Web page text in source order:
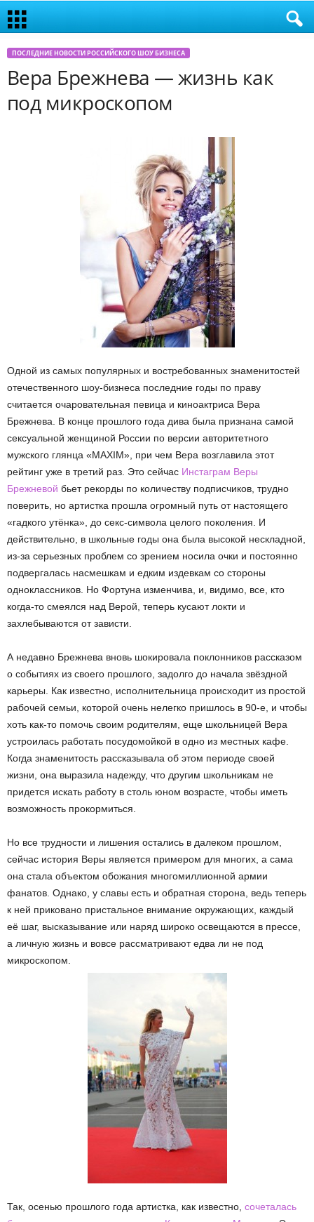
ПОСЛЕДНИЕ НОВОСТИ РОССИЙСКОГО ШОУ БИЗНЕСА
Вера Брежнева — жизнь как
под микроскопом
Одной из самых популярных и востребованных знаменитостей
отечественного шоу-бизнеса последние годы по праву
считается очаровательная певица и киноактриса Вера
Брежнева. В конце прошлого года дива была признана самой
сексуальной женщиной России по версии авторитетного
мужского глянца «MAXIM», при чем Вера возглавила этот
рейтинг уже в третий раз. Это сейчас Инстаграм Веры
Брежневой бьет рекорды по количеству подписчиков, трудно
поверить, но артистка прошла огромный путь от настоящего
«гадкого утёнка», до секс-символа целого поколения. И
действительно, в школьные годы она была высокой нескладной,
из-за серьезных проблем со зрением носила очки и постоянно
подвергалась насмешкам и едким издевкам со стороны
одноклассников. Но Фортуна изменчива, и, видимо, все, кто
когда-то смеялся над Верой, теперь кусают локти и
захлебываются от зависти.
А недавно Брежнева вновь шокировала поклонников рассказом
о событиях из своего прошлого, задолго до начала звёздной
карьеры. Как известно, исполнительница происходит из простой
рабочей семьи, которой очень нелегко пришлось в 90-е, и чтобы
хоть как-то помочь своим родителям, еще школьницей Вера
устроилась работать посудомойкой в одно из местных кафе.
Когда знаменитость рассказывала об этом периоде своей
жизни, она выразила надежду, что другим школьникам не
придется искать работу в столь юном возрасте, чтобы иметь
возможность прокормиться.
Но все трудности и лишения остались в далеком прошлом,
сейчас история Веры является примером для многих, а сама
она стала объектом обожания многомиллионной армии
фанатов. Однако, у славы есть и обратная сторона, ведь теперь
к ней приковано пристальное внимание окружающих, каждый
её шаг, высказывание или наряд широко освещаются в прессе,
а личную жизнь и вовсе рассматривают едва ли не под
микроскопом.
Так, осенью прошлого года артистка, как известно, сочеталась